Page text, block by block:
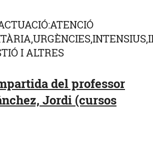
I ALTRES
del professor
Jordi (cursos